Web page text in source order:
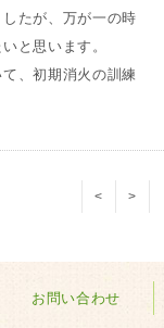
たが、万が一の時
と思います。
、初期消火の訓練
< >
お問い合わせ